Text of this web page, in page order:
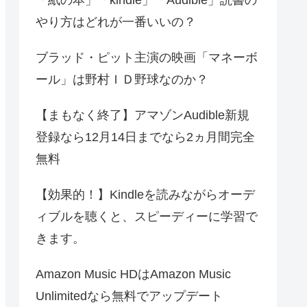
やり方はどれが一番いいの？
ブラッド・ピット主演の映画「マネーボ
ール」は野村ＩＤ野球なのか？
【まもなく終了】アマゾンAudible新規
登録なら12月14日までなら2ヵ月間完全
無料
【効果的！】Kindleを読みながらオーデ
ィブルを聴くと、スピーディーに学習で
きます。
Amazon Music HDはAmazon Music
Unlimitedなら無料でアップデート